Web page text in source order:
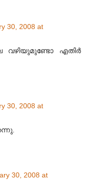
30, 2008 at
എതിര്‍
30, 2008 at
30, 2008 at